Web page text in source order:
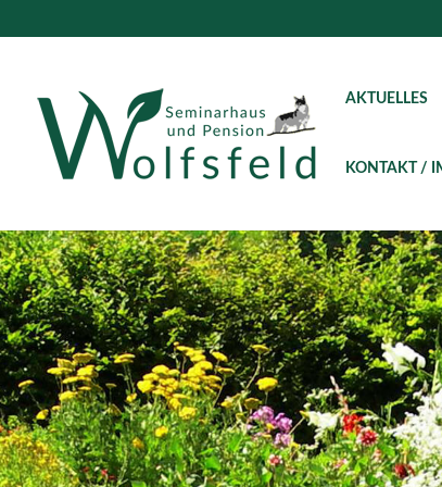
AKTUELLES
KONTAKT /